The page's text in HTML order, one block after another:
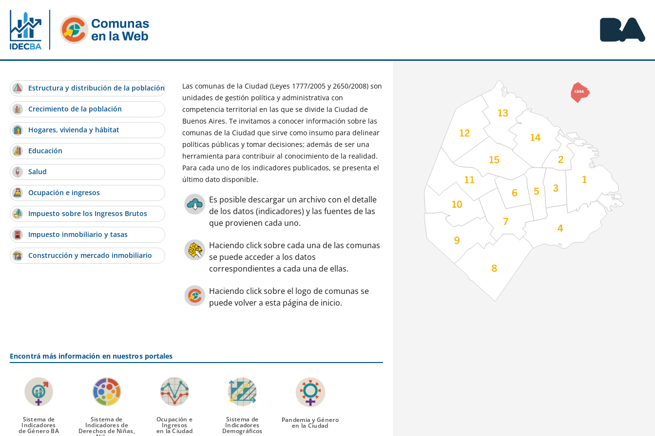
Comunas
en la Web
Estructura y distribución de la población
Crecimiento de la población
Hogares, vivienda y hábitat
Educación
Salud
Ocupación e ingresos
Impuesto sobre los Ingresos Brutos
Impuesto inmobiliario y tasas
Construcción y mercado inmobiliario
Las comunas de la Ciudad (Leyes 1777/2005 y 2650/2008) son
unidades de gestión política y administrativa con
competencia territorial en las que se divide la Ciudad de
Buenos Aires. Te invitamos a conocer información sobre las
comunas de la Ciudad que sirve como insumo para delinear
políticas públicas y tomar decisiones; además de ser una
herramienta para contribuir al conocimiento de la realidad.
Para cada uno de los indicadores publicados, se presenta el
último dato disponible.
Es posible descargar un archivo con el detalle
de los datos (indicadores) y las fuentes de las
que provienen cada uno.
Haciendo click sobre cada una de las comunas
se puede acceder a los datos
correspondientes a cada una de ellas.
Haciendo click sobre el logo de comunas se
puede volver a esta página de inicio.
Encontrá más información en nuestros portales
Sistema de
Indicadores
de Género BA
Sistema de
Indicadores de
Derechos de Niñas,
Ocupación e
Ingresos
en la Ciudad
Sistema de
Indicadores
Demográficos
Pandemia y Género
en la Ciudad